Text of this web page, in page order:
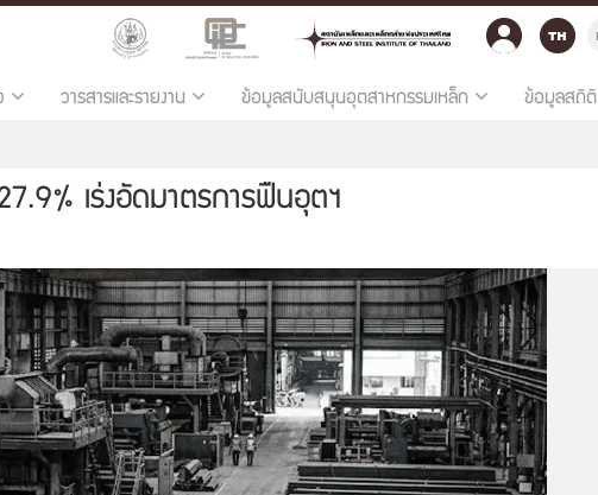
วารสารและรายงาน ข้อมูลสนับสนุนอุตสาหกรรมเหล็ก ข้อมูลสถิติ
เร่งอัดมาตรการฟื้นอุตฯ